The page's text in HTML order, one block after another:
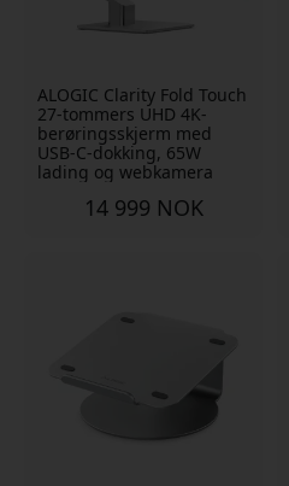
ALOGIC Clarity Fold Touch
27-tommers UHD 4K-
berøringsskjerm med
USB-C-dokking, 65W
lading og webkamera
14 999 NOK